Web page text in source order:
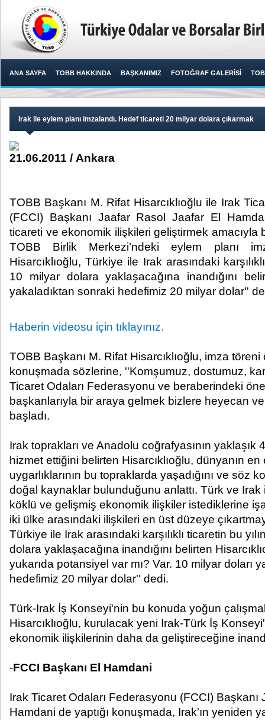
ANA SAYFA TOBB HAKKINDA BAŞKANIMIZ FOTOĞRAF GALERİSİ
Irak ile eylem planı imzalandı. Hedef ticareti 20 milyar dolara çıkarmak
21.06.2011 / Ankara
TOBB Başkanı M. Rifat Hisarcıklıoğlu ile Irak
(FCCI) Başkanı Jaafar Rasol Jaafar El
ticareti ve ekonomik ilişkileri geliştirmek amacıyla
TOBB Birlik Merkezi’ndeki eylem planı
Hisarcıklıoğlu, Türkiye ile Irak arasındaki
10 milyar dolara yaklaşacağına inandığını
yakaladıktan sonraki hedefimiz 20 milyar dolar''
Haberin videosu için tıklayınız.
TOBB Başkanı M. Rifat Hisarcıklıoğlu, imza töreni
konuşmada sözlerine, ''Komşumuz, dostumuz,
Ticaret Odaları Federasyonu ve beraberindeki
başkanlarıyla bir araya gelmek bizlere heyecan
başladı.
Irak toprakları ve Anadolu coğrafyasının yaklaşık
hizmet ettiğini belirten Hisarcıklıoğlu, dünyanın
uygarlıklarının bu topraklarda yaşadığını ve söz
doğal kaynaklar bulunduğunu anlattı. Türk ve Irak
köklü ve gelişmiş ekonomik ilişkiler istediklerine
iki ülke arasındaki ilişkileri en üst düzeye
Türkiye ile Irak arasındaki karşılıklı ticaretin bu
dolara yaklaşacağına inandığını belirten
yukarıda potansiyel var mı? Var. 10 milyar doları
hedefimiz 20 milyar dolar'' dedi.
Türk-Irak İş Konseyi'nin bu konuda yoğun
Hisarcıklıoğlu, kurulacak yeni Irak-Türk İş
ekonomik ilişkilerinin daha da geliştireceğine
-FCCI Başkanı El Hamdani
Irak Ticaret Odaları Federasyonu (FCCI)
Hamdani de yaptığı konuşmada, Irak'ın yeniden